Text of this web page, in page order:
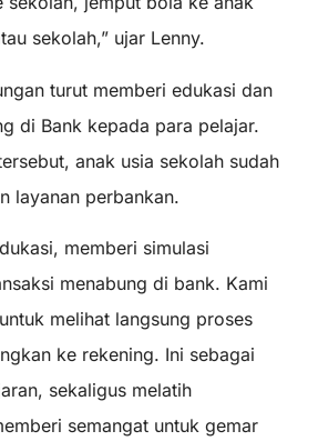
sekolah,” ujar Lenny.
turut memberi edukasi dan
di Bank kepada para pelajar.
anak usia sekolah sudah
layanan perbankan.
memberi simulasi
menabung di bank. Kami
melihat langsung proses
ke rekening. Ini sebagai
sekaligus melatih
semangat untuk gemar